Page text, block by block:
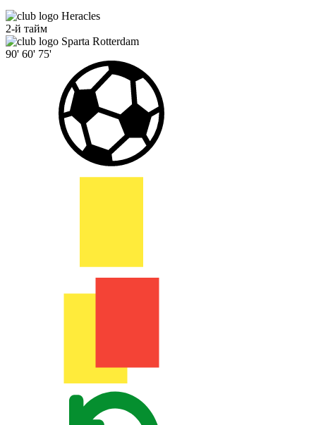
Heracles
2-й тайм
Sparta Rotterdam
90' 60' 75'